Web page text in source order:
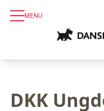
MENU
DKK